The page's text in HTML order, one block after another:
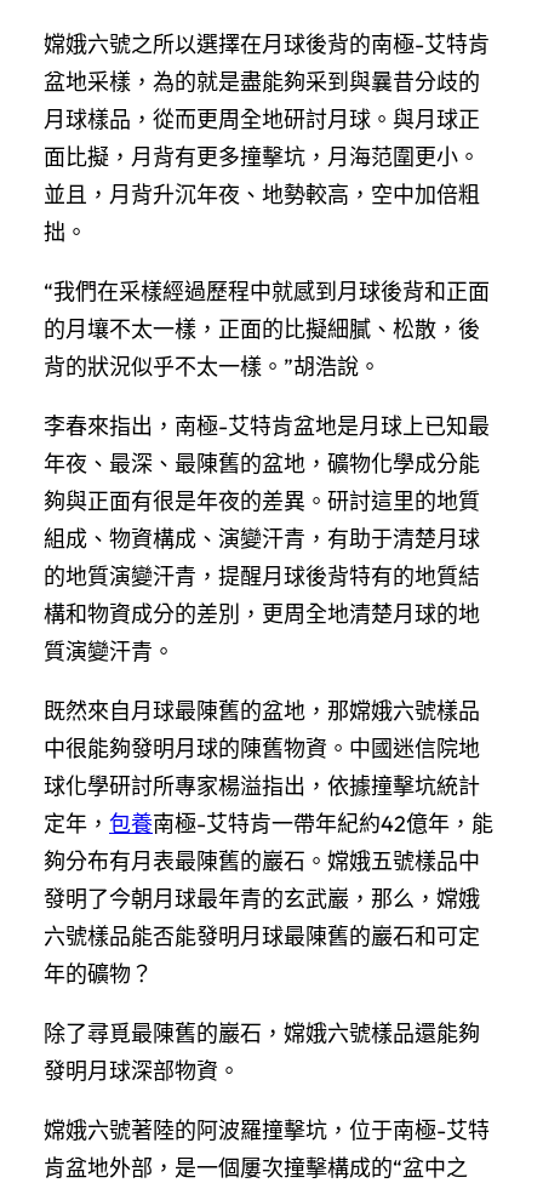
嫦娥六號之所以選擇在月球後背的南極-艾特肯
盆地采樣，為的就是盡能夠采到與曩昔分歧的
月球樣品，從而更周全地研討月球。與月球正
面比擬，月背有更多撞擊坑，月海范圍更小。
並且，月背升沉年夜、地勢較高，空中加倍粗
拙。
“我們在采樣經過歷程中就感到月球後背和正面
的月壤不太一樣，正面的比擬細膩、松散，後
背的狀況似乎不太一樣。”胡浩說。
李春來指出，南極-艾特肯盆地是月球上已知最
年夜、最深、最陳舊的盆地，礦物化學成分能
夠與正面有很是年夜的差異。研討這里的地質
組成、物資構成、演變汗青，有助于清楚月球
的地質演變汗青，提醒月球後背特有的地質結
構和物資成分的差別，更周全地清楚月球的地
質演變汗青。
既然來自月球最陳舊的盆地，那嫦娥六號樣品
中很能夠發明月球的陳舊物資。中國迷信院地
球化學研討所專家楊溢指出，依據撞擊坑統計
定年， 包養南極-艾特肯一帶年紀約42億年，能
夠分布有月表最陳舊的巖石。嫦娥五號樣品中
發明了今朝月球最年青的玄武巖，那么，嫦娥
六號樣品能否能發明月球最陳舊的巖石和可定
年的礦物？
除了尋覓最陳舊的巖石，嫦娥六號樣品還能夠
發明月球深部物資。
嫦娥六號著陸的阿波羅撞擊坑，位于南極-艾特
肯盆地外部，是一個屢次撞擊構成的“盆中之